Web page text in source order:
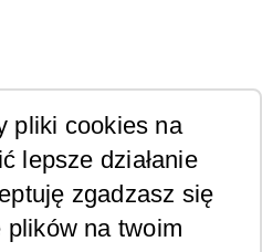
pliki cookies na
lepsze działanie
zgadzasz się
plików na twoim